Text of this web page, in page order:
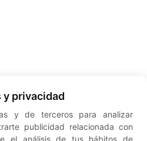
privacidad
y de terceros para analizar
publicidad relacionada con
el análisis de tus hábitos de